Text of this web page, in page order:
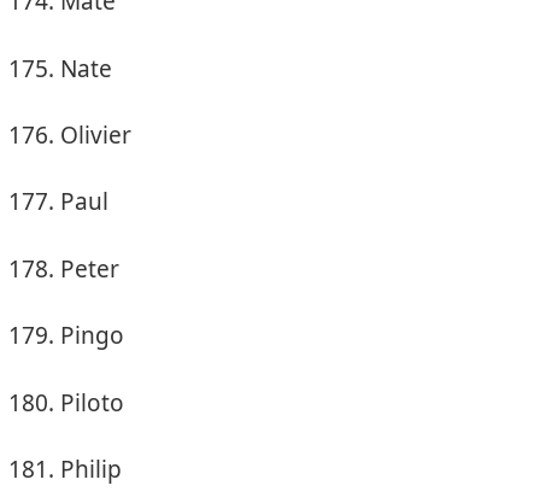
Nate
Olivier
Paul
Peter
Pingo
Piloto
Philip